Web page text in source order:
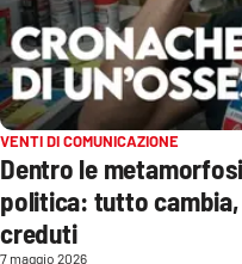
Vibo Valentia
Reggio Calabria
Cosenza
Lamezia Terme
VENTI DI COMUNICAZIONE
Dentro le
politica: tutto
creduti
7 maggio 2026